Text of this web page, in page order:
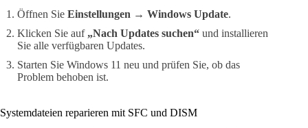
Öffnen Sie Einstellungen → Windows Update.
Klicken Sie auf „Nach Updates suchen“ und installieren
Sie alle verfügbaren Updates.
Starten Sie Windows 11 neu und prüfen Sie, ob das
Problem behoben ist.
Systemdateien reparieren mit SFC und DISM